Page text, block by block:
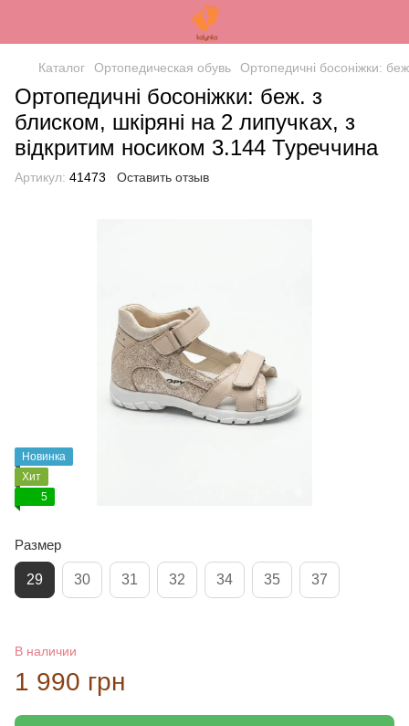
Каталог Ортопедическая обувь Ортопедичні босоніжки:
Ортопедичні босоніжки: беж. з
блиском, шкіряні на 2 липучках, з
відкритим носиком 3.144 Туреччина
Артикул: 41473 Оставить отзыв
Новинка
Хит
5
Размер
29 30 31 32 34 35 37
В наличии
1 990 грн